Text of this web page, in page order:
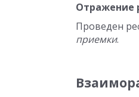
Отражение
Проведен
приемки.